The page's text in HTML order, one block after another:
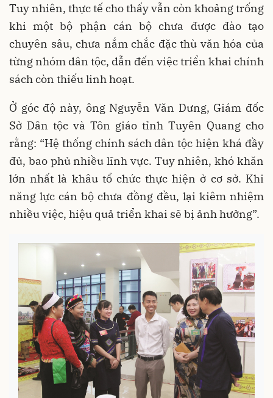
Tuy nhiên, thực tế cho thấy vẫn còn khoảng trống
khi một bộ phận cán bộ chưa được đào tạo
chuyên sâu, chưa nắm chắc đặc thù văn hóa của
từng nhóm dân tộc, dẫn đến việc triển khai chính
sách còn thiếu linh hoạt.
Ở góc độ này, ông Nguyễn Văn Dưng, Giám đốc
Sở Dân tộc và Tôn giáo tỉnh Tuyên Quang cho
rằng: “Hệ thống chính sách dân tộc hiện khá đầy
đủ, bao phủ nhiều lĩnh vực. Tuy nhiên, khó khăn
lớn nhất là khâu tổ chức thực hiện ở cơ sở. Khi
năng lực cán bộ chưa đồng đều, lại kiêm nhiệm
nhiều việc, hiệu quả triển khai sẽ bị ảnh hưởng”.